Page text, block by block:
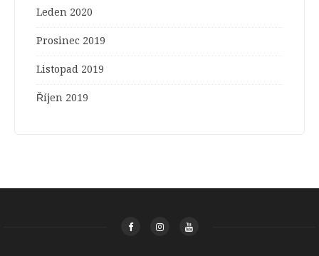
Leden 2020
Prosinec 2019
Listopad 2019
Říjen 2019